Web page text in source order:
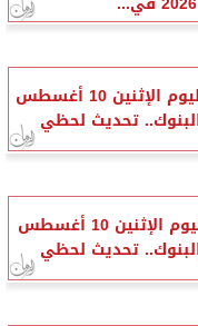
سعر الدولار اليوم الإثنين 10 أغسطس
سعر اليورو اليوم الإثنين 10 أغسطس